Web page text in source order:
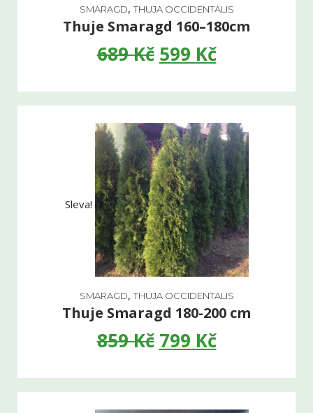
SMARAGD, THUJA OCCIDENTALIS
Thuje Smaragd 160–180cm
689Kč 599 Kč
Sleva!
SMARAGD, THUJA OCCIDENTALIS
Thuje Smaragd 180-200 cm
859Kč 799 Kč